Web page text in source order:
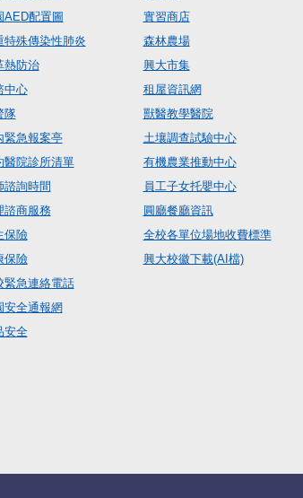
AED配置圖
特殊傳染性肺炎
熱防治
中心
隊
緊急報案亭
醫院診所清單
諮詢時間
諮商服務
保險
保險
緊急連絡電話
安全通報網
安全
實習商店
森林農場
興大市集
租屋資訊網
獸醫教學醫院
土壤調查試驗中心
有機農業推動中心
員工子女托嬰中心
圓廳餐廳資訊
全校各單位場地收費標準
興大校徽下載(AI檔)